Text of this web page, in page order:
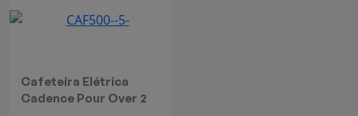
Cafeteira Elétrica
Cadence Pour Over 2